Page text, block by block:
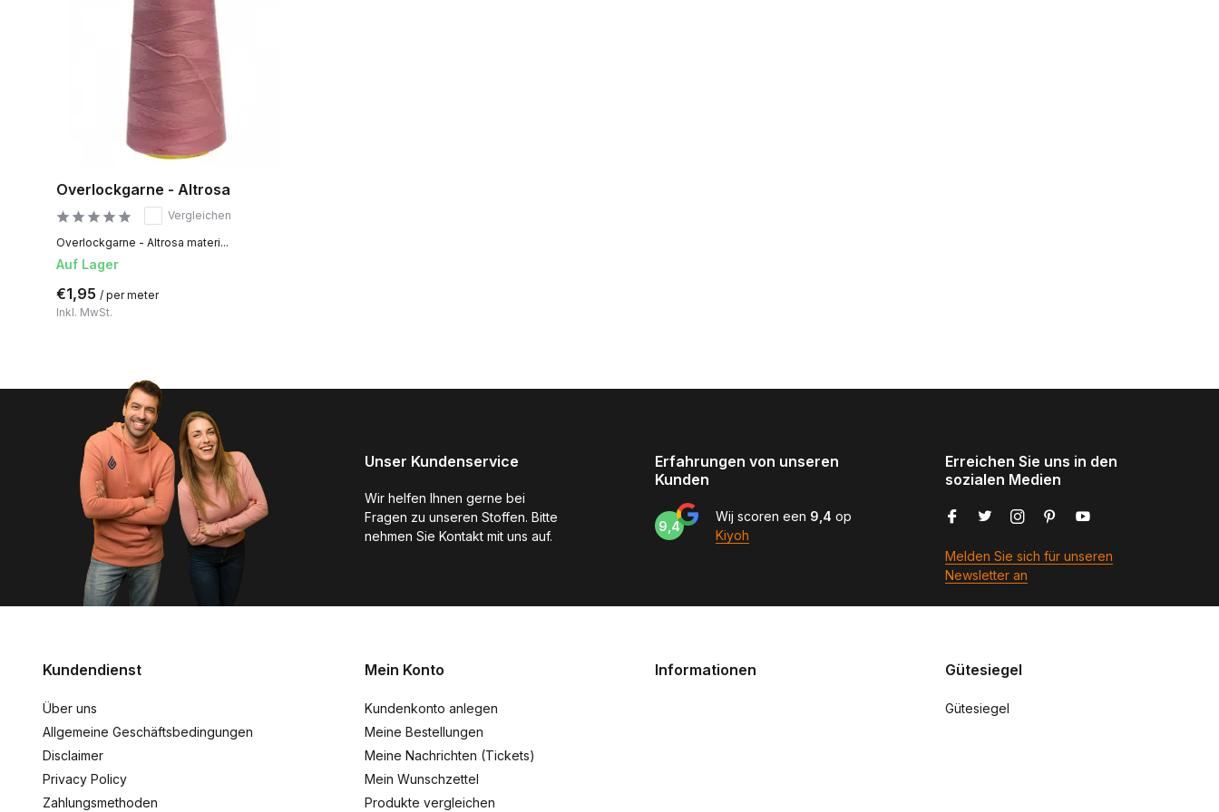
Overlockgarne - Altrosa
Vergleichen
Overlockgarne - Altrosa materi...
Auf Lager
€1,95 / per meter
Inkl. MwSt.
Unser Kundenservice
Wir helfen Ihnen gerne bei
Fragen zu unseren Stoffen. Bitte
nehmen Sie Kontakt mit uns auf.
Erfahrungen von unseren
Kunden
9,4
Wij scoren een 9,4 op
Kiyoh
Erreichen Sie uns in den
sozialen Medien
Melden Sie sich für unseren
Newsletter an
Kundendienst
Über uns
Allgemeine Geschäftsbedingungen
Disclaimer
Privacy Policy
Zahlungsmethoden
Mein Konto
Kundenkonto anlegen
Meine Bestellungen
Meine Nachrichten (Tickets)
Mein Wunschzettel
Produkte vergleichen
Informationen Gütesiegel
Gütesiegel